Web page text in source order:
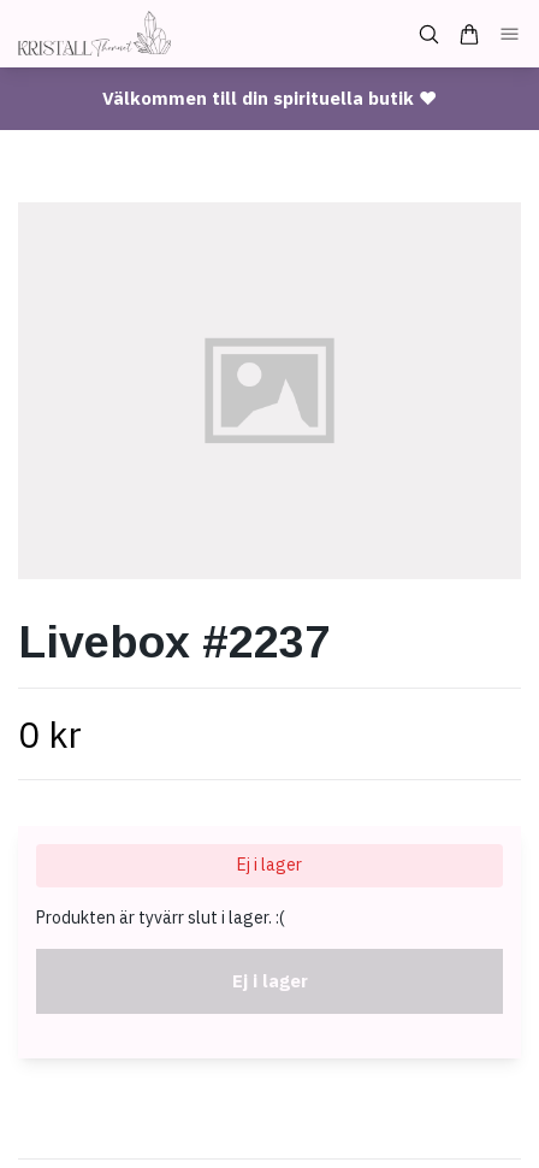
Välkommen till din spirituella butik ♥
Livebox #2237
0 kr
Ej i lager
Produkten är tyvärr slut i lager. :(
Ej i lager